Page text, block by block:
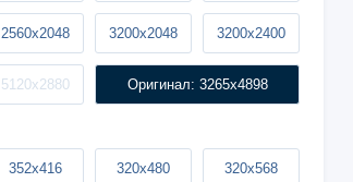
2560x2048 3200x2048 3200x2400
5120x2880 Оригинал: 3265x4898
352x416 320x480 320x568